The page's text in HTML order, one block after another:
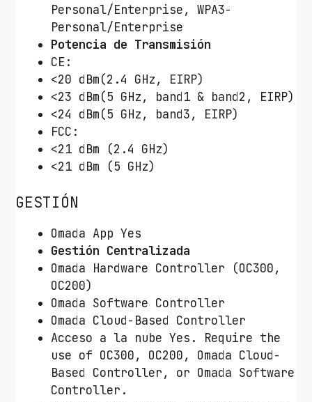
Personal/Enterprise, WPA3-
Personal/Enterprise
Potencia de Transmisión
CE:
<20 dBm(2.4 GHz, EIRP)
<23 dBm(5 GHz, band1 & band2, EIRP)
<24 dBm(5 GHz, band3, EIRP)
FCC:
<21 dBm (2.4 GHz)
<21 dBm (5 GHz)
GESTIÓN
Omada App Yes
Gestión Centralizada
Omada Hardware Controller (OC300,
OC200)
Omada Software Controller
Omada Cloud-Based Controller
Acceso a la nube Yes. Require the
use of OC300, OC200, Omada Cloud-
Based Controller, or Omada Software
Controller.